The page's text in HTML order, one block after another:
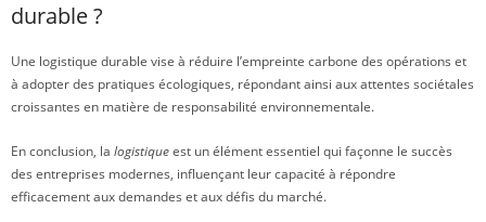
durable ?
Une logistique durable vise à réduire l’empreinte carbone des opérations et
à adopter des pratiques écologiques, répondant ainsi aux attentes sociétales
croissantes en matière de responsabilité environnementale.
En conclusion, la logistiqueest un élément essentiel qui façonne le succès
des entreprises modernes, influençant leur capacité à répondre
efficacement aux demandes et aux défis du marché.